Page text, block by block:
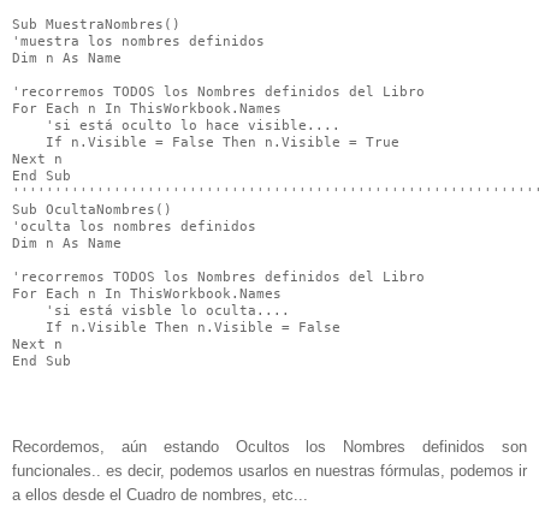
Sub MuestraNombres()
'muestra los nombres definidos
Dim n As Name
'recorremos TODOS los Nombres definidos del Libro
For Each n In ThisWorkbook.Names
    'si está oculto lo hace visible....
    If n.Visible = False Then n.Visible = True
Next n
End Sub
Sub OcultaNombres()
'oculta los nombres definidos
Dim n As Name
'recorremos TODOS los Nombres definidos del Libro
For Each n In ThisWorkbook.Names
    'si está visble lo oculta....
    If n.Visible Then n.Visible = False
Next n
End Sub
Recordemos, aún estando Ocultos los Nombres definidos son
funcionales.. es decir, podemos usarlos en nuestras fórmulas, podemos ir
a ellos desde el Cuadro de nombres, etc...